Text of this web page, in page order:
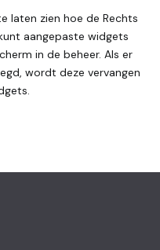
laten zien hoe de Rechts
aangepaste widgets
in de beheer. Als er
wordt deze vervangen